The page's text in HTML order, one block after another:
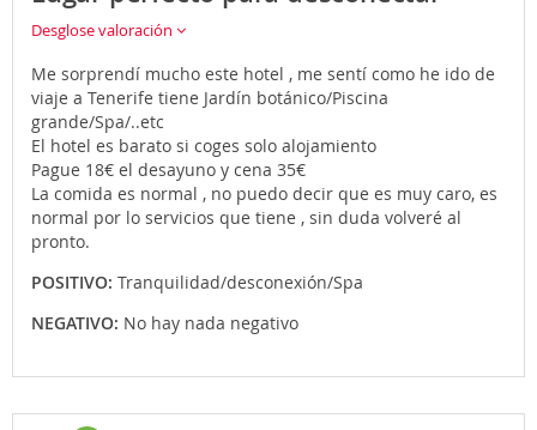
Desglose valoración
Me sorprendí mucho este hotel , me sentí como he ido de
viaje a Tenerife tiene Jardín botánico/Piscina
grande/Spa/..etc
El hotel es barato si coges solo alojamiento
Pague 18€ el desayuno y cena 35€
La comida es normal , no puedo decir que es muy caro, es
normal por lo servicios que tiene , sin duda volveré al
pronto.
POSITIVO: Tranquilidad/desconexión/Spa
NEGATIVO: No hay nada negativo